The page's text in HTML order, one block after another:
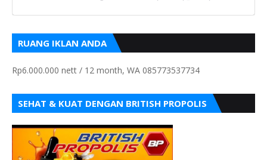
RUANG IKLAN ANDA
Rp6.000.000 nett / 12 month, WA 085773537734
SEHAT & KUAT DENGAN BRITISH PROPOLIS